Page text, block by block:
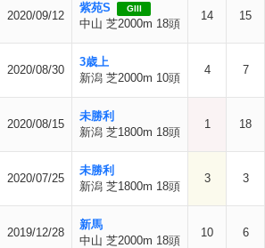
2020/09/12
紫苑S GIII
中山 芝2000m 18頭
14 15
2020/08/30
3歳上
新潟 芝2000m 10頭
4 7
2020/08/15
未勝利
新潟 芝1800m 18頭
1 18
2020/07/25
未勝利
新潟 芝1800m 18頭
3 3
2019/12/28
新馬
中山 芝2000m 18頭
10 6